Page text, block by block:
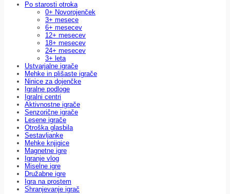
Po starosti otroka
0+ Novorojenček
3+ mesece
6+ mesecev
12+ mesecev
18+ mesecev
24+ mesecev
3+ leta
Ustvarjalne igrače
Mehke in plišaste igrače
Ninice za dojenčke
Igralne podloge
Igralni centri
Aktivnostne igrače
Senzorične igrače
Lesene igrače
Otroška glasbila
Sestavljanke
Mehke knjigice
Magnetne igre
Igranje vlog
Miselne igre
Družabne igre
Igra na prostem
Shranjevanje igrač